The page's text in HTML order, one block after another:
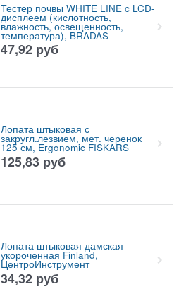
Тестер почвы WHITE LINE c LCD-
дисплеем (кислотность,
влажность, освещенность,
температура), BRADAS
47,92 руб
Лопата штыковая с
закругл.лезвием, мет. черенок
125 см, Ergonomic FISKARS
125,83 руб
Лопата штыковая дамская
укороченная Finland,
ЦентроИнструмент
34,32 руб